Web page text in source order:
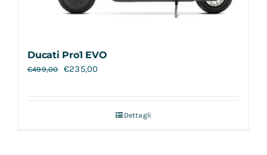
Ducati Pro1 EVO
€499,00 €235,00
Dettagli